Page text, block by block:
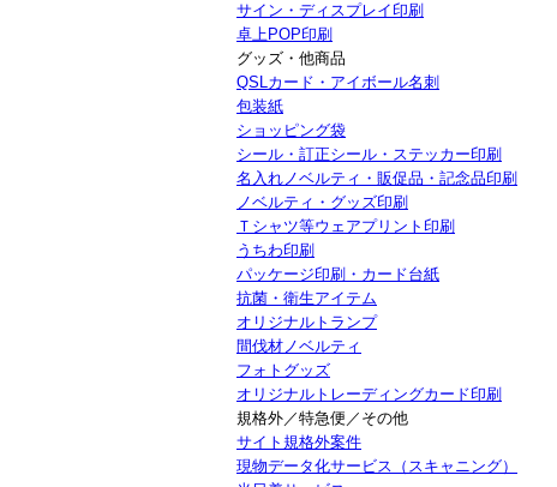
サイン・ディスプレイ印刷
卓上POP印刷
グッズ・他商品
QSLカード・アイボール名刺
包装紙
ショッピング袋
シール・訂正シール・ステッカー印刷
名入れノベルティ・販促品・記念品印刷
ノベルティ・グッズ印刷
Ｔシャツ等ウェアプリント印刷
うちわ印刷
パッケージ印刷・カード台紙
抗菌・衛生アイテム
オリジナルトランプ
間伐材ノベルティ
フォトグッズ
オリジナルトレーディングカード印刷
規格外／特急便／その他
サイト規格外案件
現物データ化サービス（スキャニング）